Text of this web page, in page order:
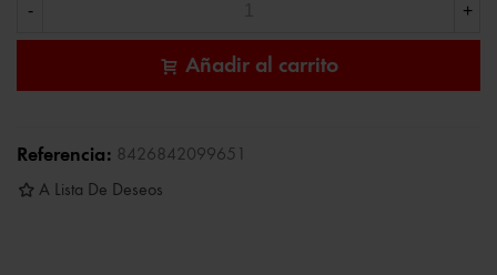
- +
Añadir al carrito
Referencia: 8426842099651
A Lista De Deseos